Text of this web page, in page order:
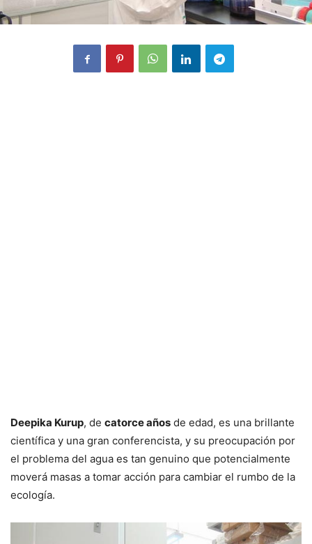
Deepika Kurup, de catorce años de edad, es una brillante
científica y una gran conferencista, y su preocupación por
el problema del agua es tan genuino que potencialmente
moverá masas a tomar acción para cambiar el rumbo de la
ecología.